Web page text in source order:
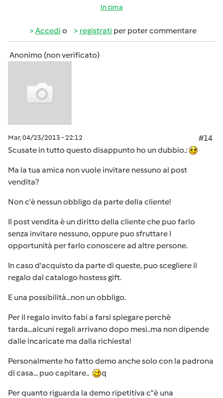
In cima
Accedi o registrati per poter commentare
Anonimo (non verificato)
Mar, 04/23/2013 - 22:12
#14
Scusate in tutto questo disappunto ho un dubbio.:
Ma la tua amica non vuole invitare nessuno al post
vendita?
Non c'è nessun obbligo da parte della cliente!
Il post vendita è un diritto della cliente che puo farlo
senza invitare nessuno, oppure puo sfruttare l
opportunità per farlo conoscere ad altre persone.
In caso d'acquisto da parte di queste, puo scegliere il
regalo dal catalogo hostess gift.
E una possibilità...non un obbligo.
Per il regalo invito fabi a farsi spiegare perchè
tarda...alcuni regali arrivano dopo mesi..ma non dipende
dalle incaricate ma dalla richiesta!
Personalmente ho fatto demo anche solo con la padrona
di casa... puo capitare..
q
Per quanto riguarda la demo ripetitiva c"è una